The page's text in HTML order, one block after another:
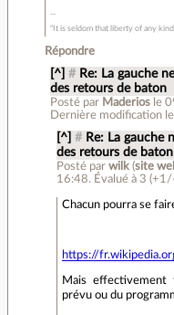
“It is seldom that liberty of any
Répondre
[^] # Re: La gauche
des retours de baton
Posté par Maderios le
Dernière modification
[^] # Re: La gauche
des retours de baton
Posté par wilk(site
16:48. Évalué à 3
Chacun pourra se
https://
Mais
prévu ou du